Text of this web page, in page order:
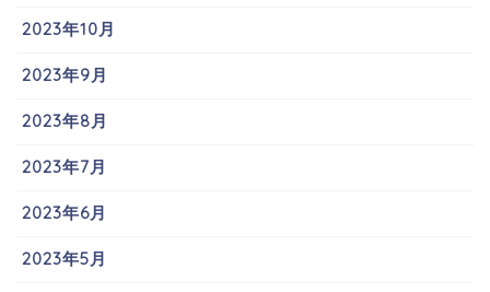
2023年10月
2023年9月
2023年8月
2023年7月
2023年6月
2023年5月